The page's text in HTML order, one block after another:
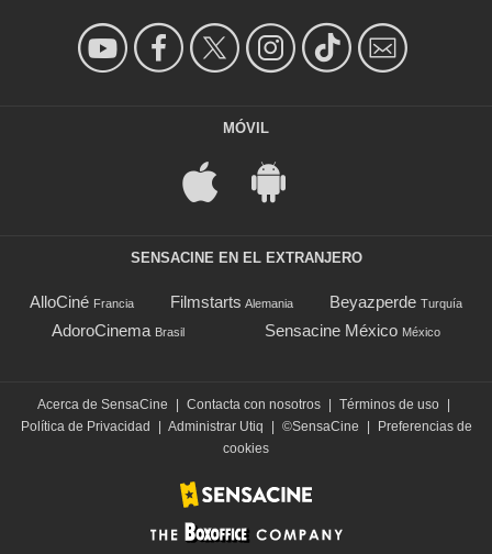
MÓVIL
SENSACINE EN EL EXTRANJERO
AlloCiné Francia Filmstarts Alemania Beyazperde Turquía
AdoroCinema Brasil Sensacine México México
Acerca de SensaCine Contacta con nosotros Términos de uso
Política de Privacidad
Administrar Utiq ©SensaCine
Preferencias de
cookies